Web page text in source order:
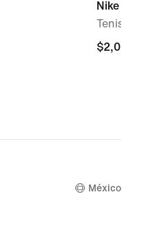
Nike P-
Tenis para
$2,099.00
$2,099.00
México